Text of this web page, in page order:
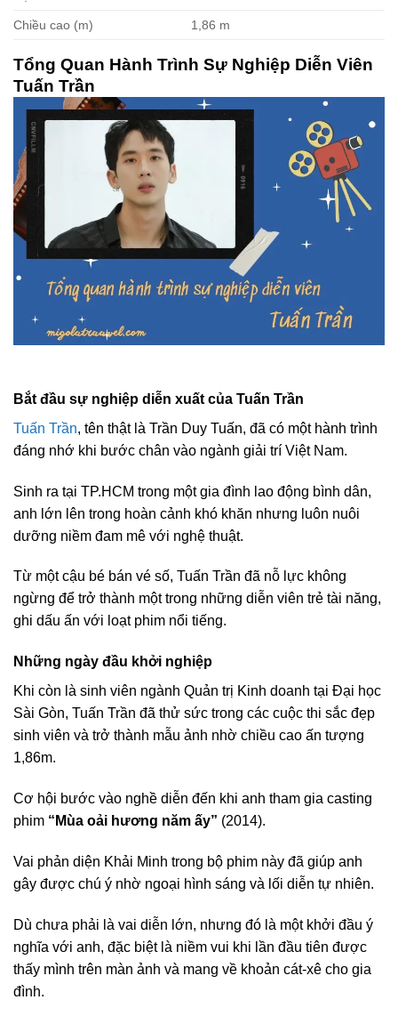
Chiều cao (m) 1,86 m
Tổng Quan Hành Trình Sự Nghiệp Diễn Viên
Tuấn Trần
Bắt đầu sự nghiệp diễn xuất của Tuấn Trần
Tuấn Trần, tên thật là Trần Duy Tuấn, đã có một hành trình
đáng nhớ khi bước chân vào ngành giải trí Việt Nam.
Sinh ra tại TP.HCM trong một gia đình lao động bình dân,
anh lớn lên trong hoàn cảnh khó khăn nhưng luôn nuôi
dưỡng niềm đam mê với nghệ thuật.
Từ một cậu bé bán vé số, Tuấn Trần đã nỗ lực không
ngừng để trở thành một trong những diễn viên trẻ tài năng,
ghi dấu ấn với loạt phim nổi tiếng.
Những ngày đầu khởi nghiệp
Khi còn là sinh viên ngành Quản trị Kinh doanh tại Đại học
Sài Gòn, Tuấn Trần đã thử sức trong các cuộc thi sắc đẹp
sinh viên và trở thành mẫu ảnh nhờ chiều cao ấn tượng
1,86m.
Cơ hội bước vào nghề diễn đến khi anh tham gia casting
phim “Mùa oải hương năm ấy” (2014).
Vai phản diện Khải Minh trong bộ phim này đã giúp anh
gây được chú ý nhờ ngoại hình sáng và lối diễn tự nhiên.
Dù chưa phải là vai diễn lớn, nhưng đó là một khởi đầu ý
nghĩa với anh, đặc biệt là niềm vui khi lần đầu tiên được
thấy mình trên màn ảnh và mang về khoản cát-xê cho gia
đình.